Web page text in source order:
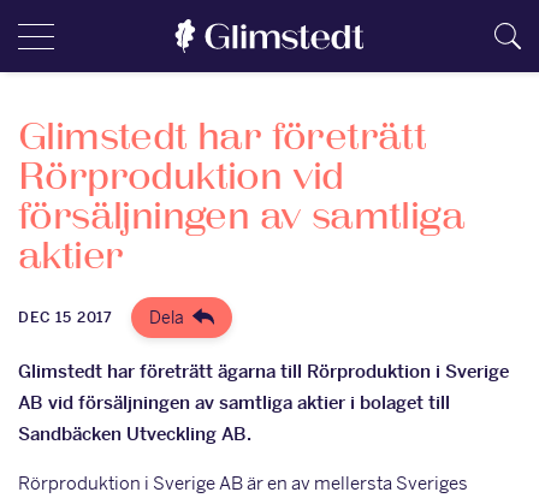
Glimstedt har företrätt
Rörproduktion vid
försäljningen av samtliga
aktier
DEC 15 2017 Dela
Glimstedt har företrätt ägarna till Rörproduktion i Sverige
AB vid försäljningen av samtliga aktier i bolaget till
Sandbäcken Utveckling AB.
Rörproduktion i Sverige AB är en av mellersta Sveriges